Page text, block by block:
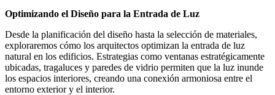
Optimizando el Diseño para la Entrada de Luz
Desde la planificación del diseño hasta la selección de materiales,
exploraremos cómo los arquitectos optimizan la entrada de luz
natural en los edificios. Estrategias como ventanas estratégicamente
ubicadas, tragaluces y paredes de vidrio permiten que la luz inunde
los espacios interiores, creando una conexión armoniosa entre el
entorno exterior y el interior.